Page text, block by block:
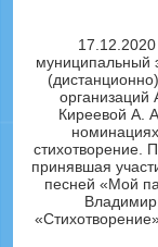
17.12.2020
муниципальный
организаций
Киреевой А.
стихотворение.
принявшая
песней «Мой